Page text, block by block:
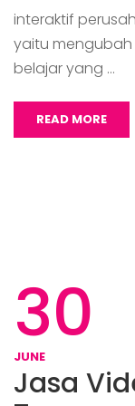
interaktif
yaitu
belajar yang …
READ MORE
30
JUNE
Jasa